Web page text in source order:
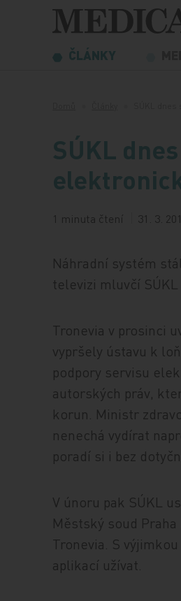
Přeskočit na obsah
ČLÁNKY
SÚKL
1 minuta čtení 31. 3.
Náhradní systém
televizi mluvčí SÚKL
Tronevia v prosinci
vypršely ústavu k
podpory servisu
autorských práv,
korun. Ministr
nenechá vydírat
poradí si i bez
V únoru pak SÚKL
Městský soud
Tronevia. S
aplikací užívat.